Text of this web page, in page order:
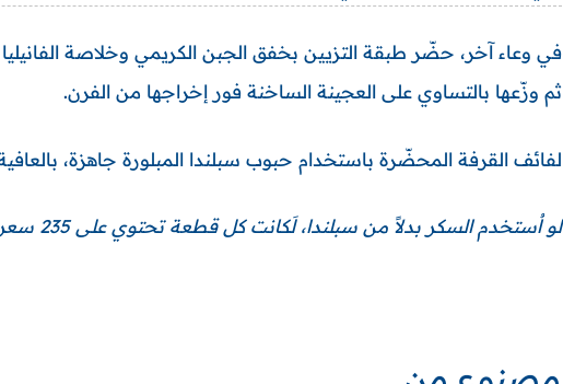
في وعاء آخر، حضّر طبقة التزيين بخفق الجبن الكريمي وخلاصة
ثم وزّعها بالتساوي على العجينة الساخنة فور إخراجها من الفرن.
لفائف القرفة المحضّرة باستخدام حبوب سبلندا المبلورة جاهزة،
لو اُستخدم السكر بدلاً من سبلندا، لَكانت كل قطعة تحتوي على 235 سعرة حرارية!